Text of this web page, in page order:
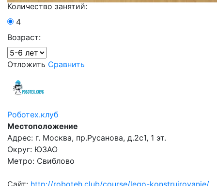
Количество занятий:
4
Возраст:
Отложить Сравнить
Роботех.клуб
Местоположение
Адрес: г. Москва, пр.Русанова, д.2с1, 1 эт.
Округ: ЮЗАО
Метро: Свиблово
Сайт: http://roboteh.club/course/lego-konstruirovanie/